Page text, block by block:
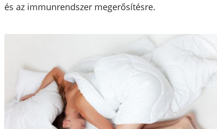
és az immunrendszer megerősítésre.